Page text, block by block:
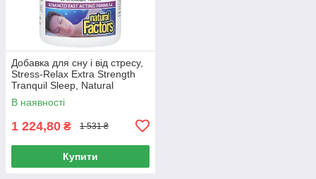
Добавка для сну і від стресу,
Stress-Relax Extra Strength
Tranquil Sleep, Natural
Factors, 60 жувальних
таблеток
В наявності
1 224,80 ₴ 1 531 ₴
Купити